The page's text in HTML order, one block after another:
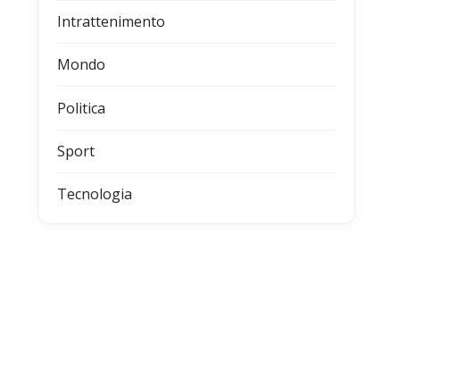
Intrattenimento
Mondo
Politica
Sport
Tecnologia